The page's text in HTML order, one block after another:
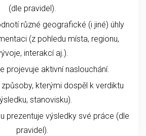
(dle pravidel).
různé geografické (i jiné) úhly
(z pohledu místa, regionu,
interakcí aj.).
projevuje aktivní naslouchání.
kterými dospěl k verdiktu
stanovisku).
prezentuje výsledky své práce (dle
pravidel).